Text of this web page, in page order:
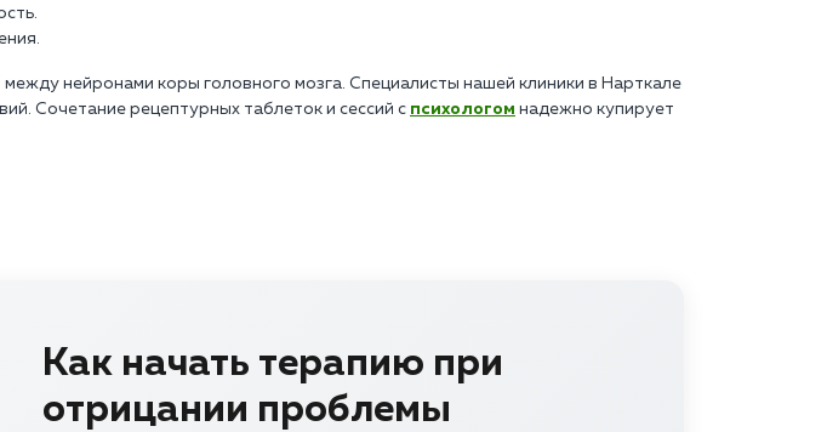
нейронами коры головного мозга. Специалисты нашей клиники в Нарткале
Сочетание рецептурных таблеток и сессий с психологом надежно купирует
Как начать терапию при
отрицании проблемы